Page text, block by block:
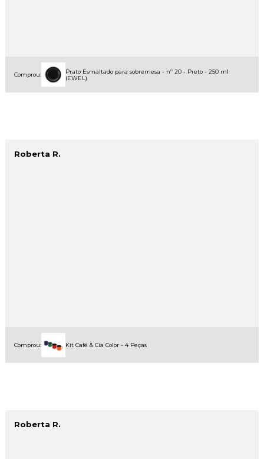
Comprou:
Prato Esmaltado para sobremesa - nº 20 - Preto - 250 ml
(EWEL)
Roberta R.
Comprou: Kit Café & Cia Color - 4 Peças
Roberta R.